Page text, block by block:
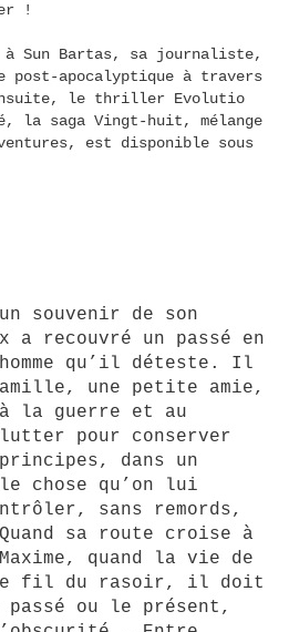
!
à Sun Bartas, sa journaliste,
post-apocalyptique à travers
le thriller Evolutio
la saga Vingt-huit, mélange
est disponible sous
souvenir de son
a recouvré un passé en
qu’il déteste. Il
une petite amie,
la guerre et au
pour conserver
dans un
chose qu’on lui
sans remords,
sa route croise à
quand la vie de
le fil du rasoir, il doit
ou le présent,